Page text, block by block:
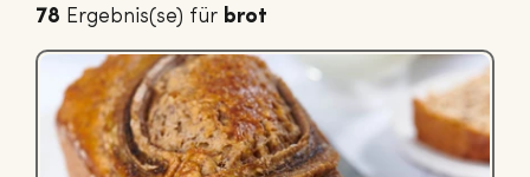
78 Ergebnis(se) für brot